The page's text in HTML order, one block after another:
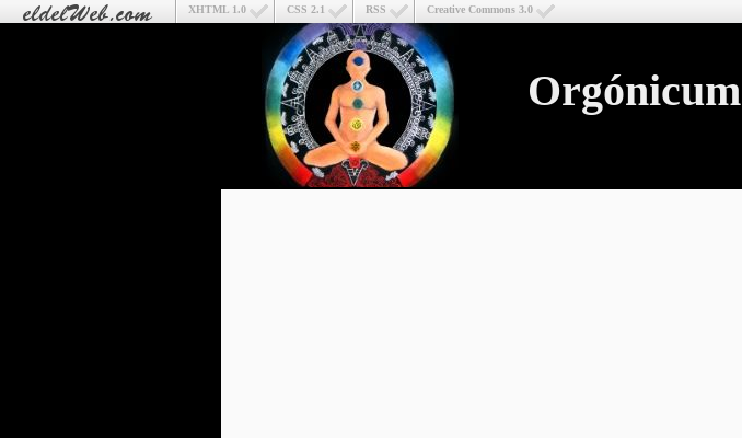
Creative Commons 3.0
RSS
CSS 2.1
XHTML 1.0
Orgónicum